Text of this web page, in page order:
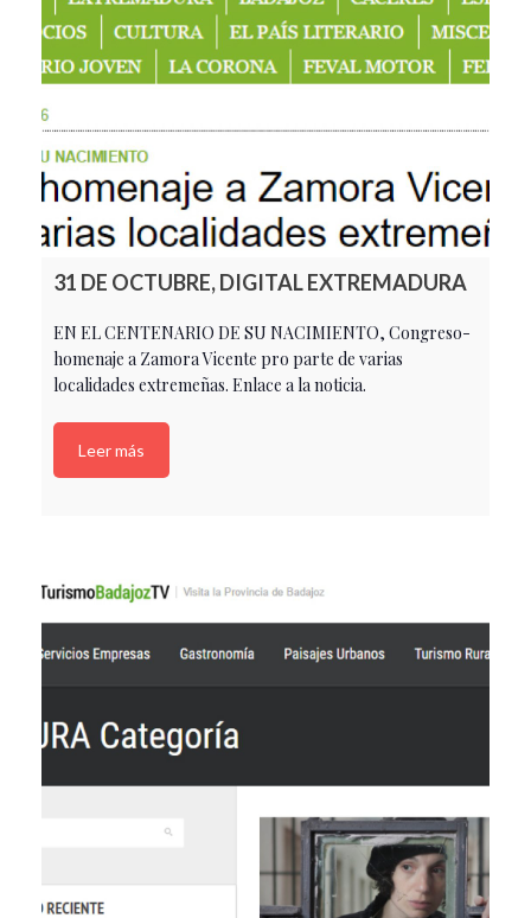
31 DE OCTUBRE, DIGITAL EXTREMADURA
EN EL CENTENARIO DE SU NACIMIENTO, Congreso-
homenaje a Zamora Vicente pro parte de varias
localidades extremeñas. Enlace a la noticia.
Leer más